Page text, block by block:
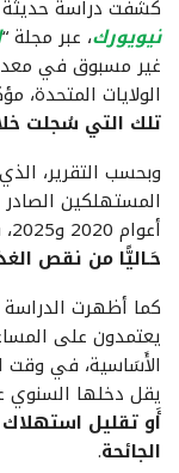
كشفت دراسة
نيويورك، عبر مجلة “
غير مسبوق في
الولايات المتحدة،
تلك التي سُجلت
وبحسب التقرير،
المستهلكين الصادر
أعوام 2020 و2025، فإن نحو
حَـاليًّا من نقص الغذاء، مقارنة
يعتمدون على
يقل دخلها السنوي عن 50 ألف
الجائحة.